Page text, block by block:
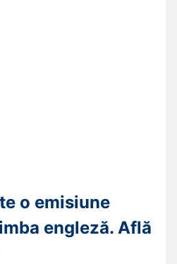
o emisiune
engleză. Află